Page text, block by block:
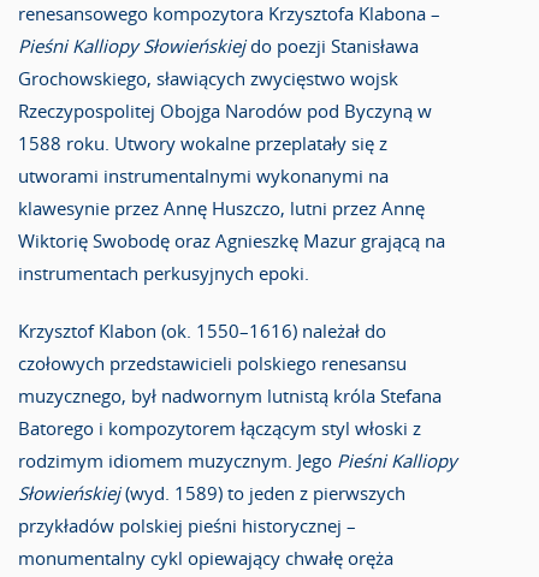
renesansowego kompozytora Krzysztofa Klabona –
Pieśni Kalliopy Słowieńskiejdo poezji Stanisława
Grochowskiego, sławiących zwycięstwo wojsk
Rzeczypospolitej Obojga Narodów pod Byczyną w
1588 roku. Utwory wokalne przeplatały się z
utworami instrumentalnymi wykonanymi na
klawesynie przez Annę Huszczo, lutni przez Annę
Wiktorię Swobodę oraz Agnieszkę Mazur grającą na
instrumentach perkusyjnych epoki.
Krzysztof Klabon (ok. 1550–1616) należał do
czołowych przedstawicieli polskiego renesansu
muzycznego, był nadwornym lutnistą króla Stefana
Batorego i kompozytorem łączącym styl włoski z
rodzimym idiomem muzycznym. Jego Pieśni Kalliopy
Słowieńskiej(wyd. 1589) to jeden z pierwszych
przykładów polskiej pieśni historycznej –
monumentalny cykl opiewający chwałę oręża